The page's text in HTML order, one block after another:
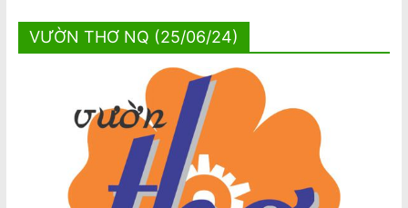
VƯỜN THƠ NQ (25/06/24)